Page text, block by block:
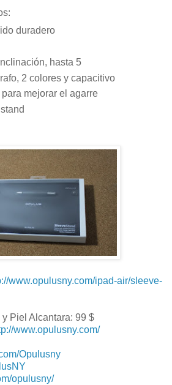
duradero
hasta 5
2 colores y capacitivo
mejorar el agarre
www.opulusny.com/ipad-air/sleeve-
Piel Alcantara: 99 $
www.opulusny.com/
Opulusny
opulusny/